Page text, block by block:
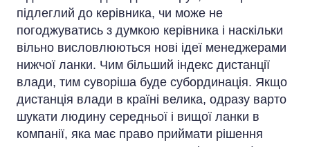
підлеглий до керівника, чи може не
погоджуватись з думкою керівника і наскільки
вільно висловлюються нові ідеї менеджерами
нижчої ланки. Чим більший індекс дистанції
влади, тим суворіша буде субординація. Якщо
дистанція влади в країні велика, одразу варто
шукати людину середньої і вищої ланки в
компанії, яка має право приймати рішення